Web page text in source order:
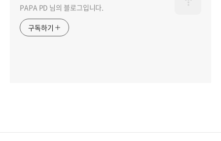
PAPA PD 님의 블로그입니다.
구독하기